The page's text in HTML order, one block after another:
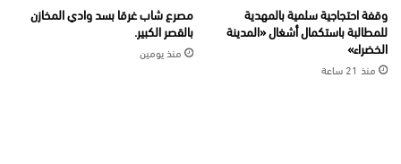
وقفة احتجاجية سلمية بالمهدية
للمطالبة باستكمال أشغال «المدينة
الخضراء»
منذ 21 ساعة
مصرع شاب غرقا بسد وادي المخازن
بالقصر الكبير.
منذ يومين